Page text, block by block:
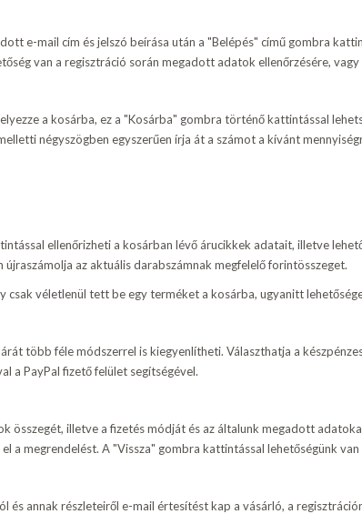
e-mail cím és jelszó beírása után a "Belépés" című gombra
van a regisztráció során megadott adatok ellenőrzésére,
a kosárba, ez a "Kosárba" gombra történő kattintással
négyszögben egyszerűen írja át a számot a kívánt
ellenőrizheti a kosárban lévő árucikkek adatait, illetve
az aktuális darabszámnak megfelelő forintösszeget.
csak véletlenül tett be egy terméket a kosárba, ugyanitt
több féle módszerrel is kiegyenlítheti. Választhatja a
a PayPal fizető felület segítségével.
összegét, illetve a fizetés módját és az általunk megadott
a megrendelést. A "Vissza" gombra kattintással lehetőségünk
és annak részleteiről e-mail értesítést kap a vásárló, a